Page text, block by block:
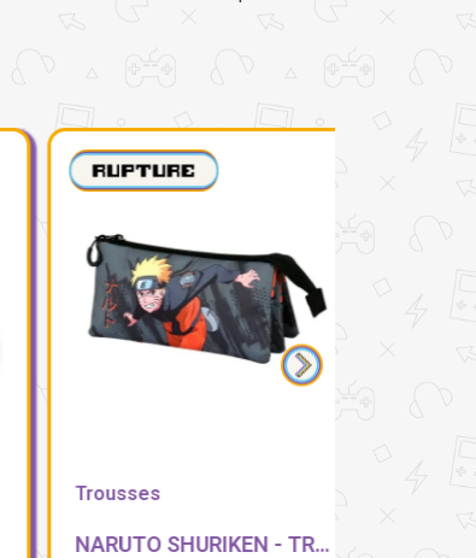
Trousses
NARUTO SHURIKEN - TROUSSE TRIPLE 23X11X7CM
Trousses